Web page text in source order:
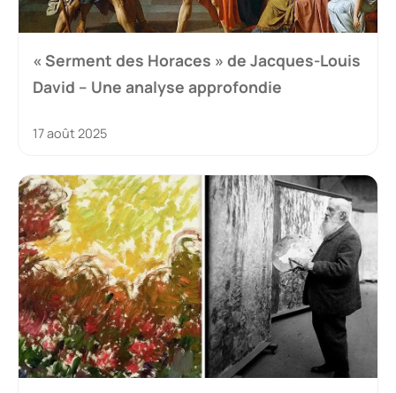
« Serment des Horaces » de Jacques-Louis
David – Une analyse approfondie
17 août 2025